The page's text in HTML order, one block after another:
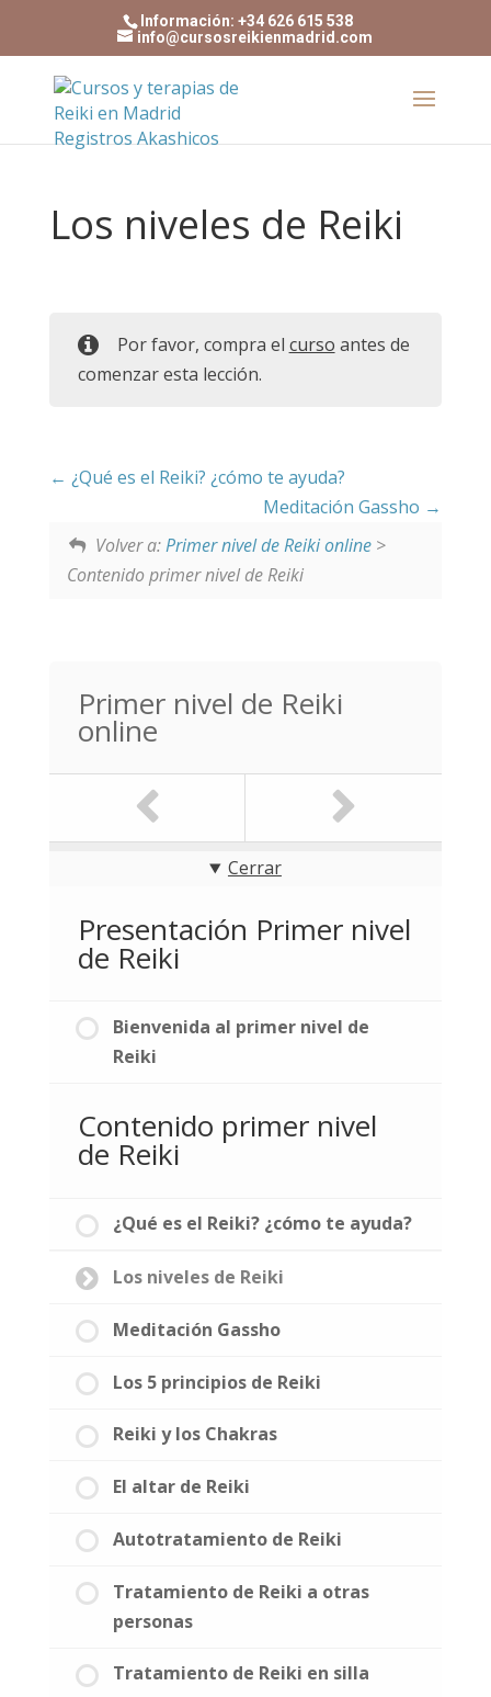
Información: +34 626 615 538
info@cursosreikienmadrid.com
Los niveles de Reiki
Por favor, compra el curso antes de
comenzar esta lección.
¿Qué es el Reiki? ¿cómo te ayuda?
Meditación Gassho
Volver a:Primer nivel de Reiki online>
Contenido primer nivel de Reiki
Primer nivel de Reiki
online
Cerrar
Presentación Primer nivel
de Reiki
Bienvenida al primer nivel de
Reiki
Contenido primer nivel
de Reiki
¿Qué es el Reiki? ¿cómo te ayuda?
Los niveles de Reiki
Meditación Gassho
Los 5 principios de Reiki
Reiki y los Chakras
El altar de Reiki
Autotratamiento de Reiki
Tratamiento de Reiki a otras
personas
Tratamiento de Reiki en silla